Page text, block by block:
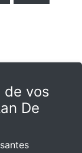
de vos
De